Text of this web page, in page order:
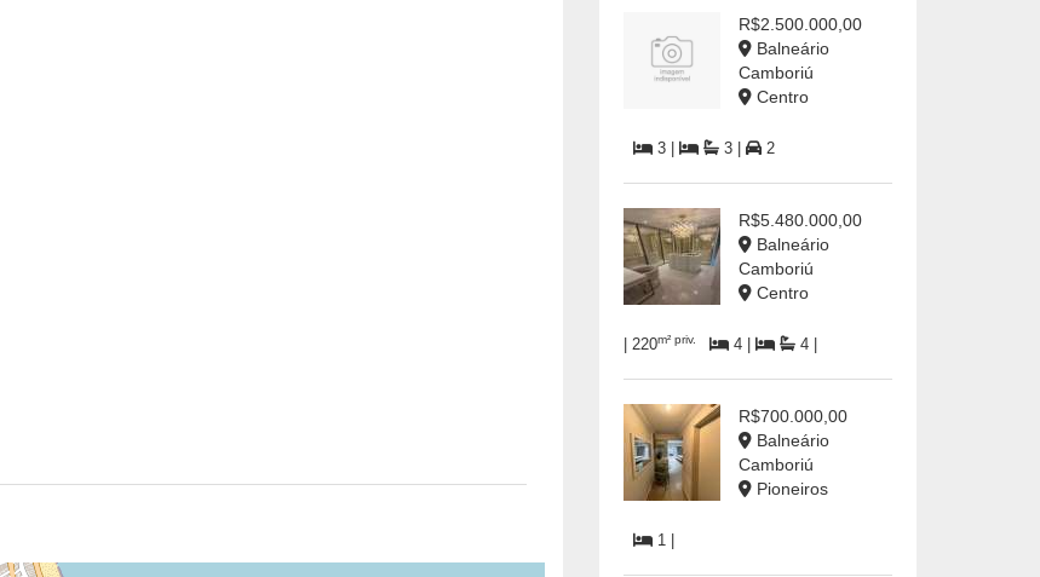
R$2.500.000,00
Balneário
Camboriú
Centro
3 | 3 | 2
R$5.480.000,00
Balneário
Camboriú
Centro
| 220m² priv. 4 | 4 |
R$700.000,00
Balneário
Camboriú
Pioneiros
1 |